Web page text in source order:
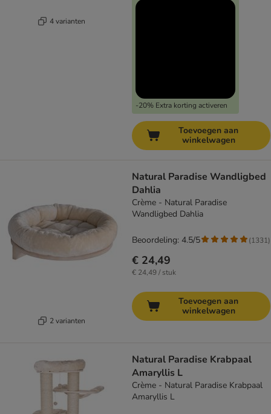
4 varianten
-20% Extra korting activeren
Toevoegen aan
winkelwagen
2 varianten
Natural Paradise Wandligbed
Dahlia
Crème - Natural Paradise
Wandligbed Dahlia
€ 24,49
€ 24,49 / stuk
Beoordeling: 4.5/5 (1331)
Toevoegen aan
winkelwagen
Natural Paradise Krabpaal
Amaryllis L
Crème - Natural Paradise Krabpaal
Amaryllis L